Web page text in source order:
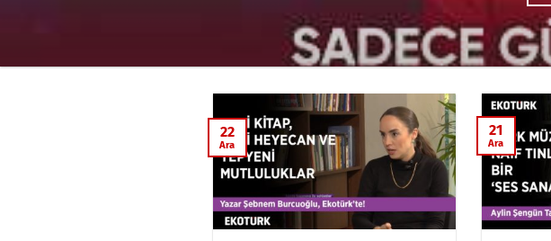
22
Ara
21
Ara